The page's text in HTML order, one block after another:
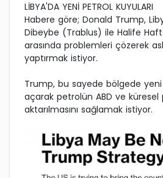
LİBYA'DA YENİ PETROL KUYULARI
Habere göre; Donald Trump,
Dibeybe (Trablus) ile Halife
arasında problemleri çözerek
yaptırmak istiyor.
Trump, bu sayede bölgede
açarak petrolün ABD ve küresel
aktarılmasını sağlamak istiyor.